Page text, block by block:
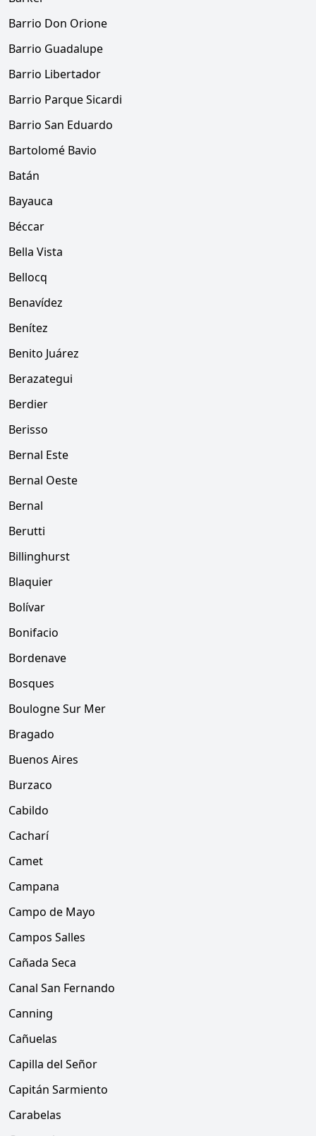
Barrio Don Orione
Barrio Guadalupe
Barrio Libertador
Barrio Parque Sicardi
Barrio San Eduardo
Bartolomé Bavio
Batán
Bayauca
Béccar
Bella Vista
Bellocq
Benavídez
Benítez
Benito Juárez
Berazategui
Berdier
Berisso
Bernal Este
Bernal Oeste
Bernal
Berutti
Billinghurst
Blaquier
Bolívar
Bonifacio
Bordenave
Bosques
Boulogne Sur Mer
Bragado
Buenos Aires
Burzaco
Cabildo
Cacharí
Camet
Campana
Campo de Mayo
Campos Salles
Cañada Seca
Canal San Fernando
Canning
Cañuelas
Capilla del Señor
Capitán Sarmiento
Carabelas